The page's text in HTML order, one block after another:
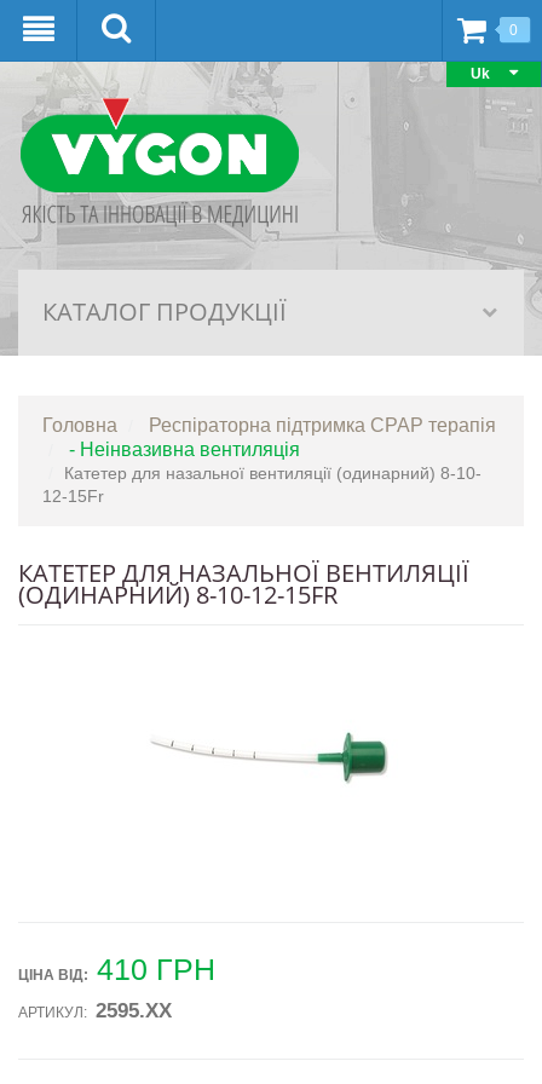
Uk
0
КАТАЛОГ ПРОДУКЦІЇ
Головна
Респіраторна підтримка СPAP терапiя
- Неінвазивна вентиляція
Катетер для назальної вентиляції (одинарний) 8-10-
12-15Fr
КАТЕТЕР ДЛЯ НАЗАЛЬНОЇ ВЕНТИЛЯЦІЇ
(ОДИНАРНИЙ) 8-10-12-15FR
ЦІНА ВIД: 410 ГРН
АРТИКУЛ: 2595.ХХ